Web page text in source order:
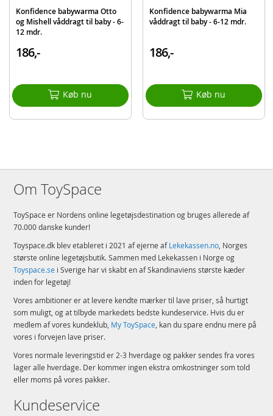
Konfidence babywarma Otto
og Mishell våddragt til baby - 6-
12 mdr.
186,-
Køb nu
Konfidence babywarma Mia
våddragt til baby - 6-12 mdr.
186,-
Køb nu
Om ToySpace
ToySpace er Nordens online legetøjsdestination og bruges allerede af
70.000 danske kunder!
Toyspace.dk blev etableret i 2021 af ejerne afLekekassen.no, Norges
største online legetøjsbutik. Sammen med Lekekassen i Norge og
Toyspace.se i Sverige har vi skabt en af Skandinaviens største kæder
inden for legetøj!
Vores ambitioner er at levere kendte mærker til lave priser, så hurtigt
som muligt, og at tilbyde markedets bedste kundeservice. Hvis du er
medlem af vores kundeklub, My ToySpace, kan du spare endnu mere på
vores i forvejen lave priser.
Vores normale leveringstid er 2-3 hverdage og pakker sendes fra vores
lager alle hverdage. Der kommer ingen ekstra omkostninger som told
eller moms på vores pakker.
Kundeservice